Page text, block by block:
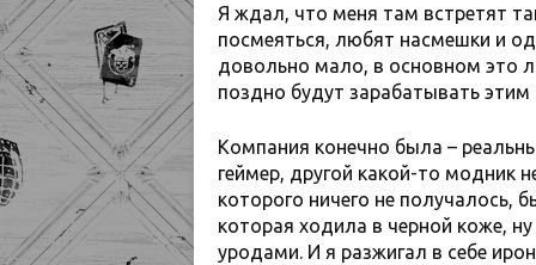
Я ждал, что меня там встретят
посмеяться, любят насмешки и
довольно мало, в основном это
поздно будут зарабатывать этим
Компания конечно была –
геймер, другой какой-то модник
которого ничего не получалось,
которая ходила в черной коже,
уродами. И я разжигал в себе